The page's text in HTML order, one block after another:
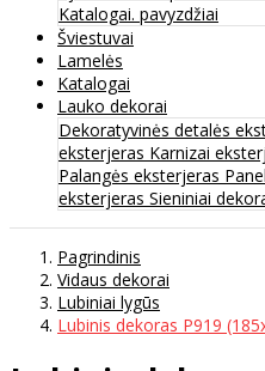
Katalogai. pavyzdžiai
Šviestuvai
Lamelės
Katalogai
Lauko dekorai
Dekoratyvinės detalės
eksterjeras Karnizai
Palangės eksterjeras
eksterjeras Sieniniai
Pagrindinis
Vidaus dekorai
Lubiniai lygūs
Lubinis dekoras P919